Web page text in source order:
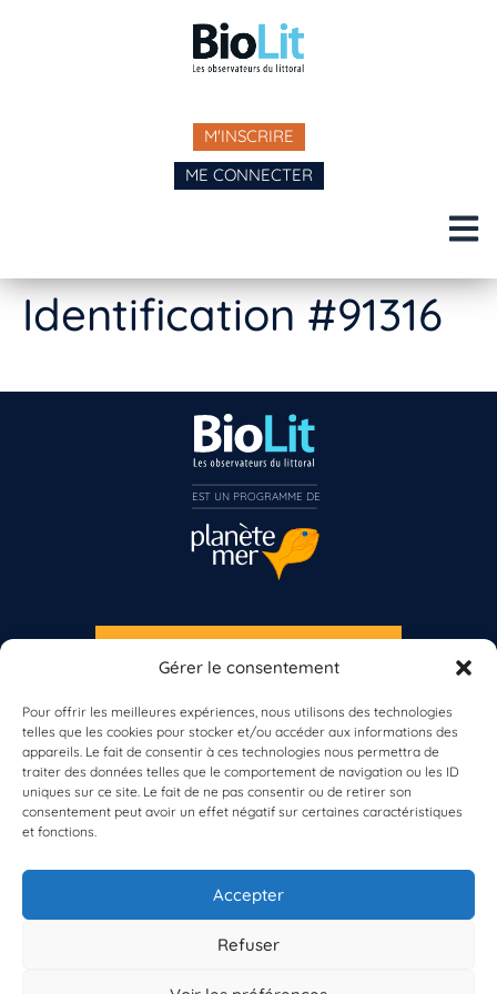
Gérer le consentement
Pour offrir les meilleures expériences, nous utilisons des technologies
telles que les cookies pour stocker et/ou accéder aux informations des
appareils. Le fait de consentir à ces technologies nous permettra de
traiter des données telles que le comportement de navigation ou les ID
uniques sur ce site. Le fait de ne pas consentir ou de retirer son
consentement peut avoir un effet négatif sur certaines caractéristiques
et fonctions.
Accepter
Refuser
M'INSCRIRE
ME CONNECTER
Identification #91316
À propos de BioLit
Vos données d'observation
Ressources
Résultats du programme
Contacts
S'INSCRIRE À LA NEWSLETTER